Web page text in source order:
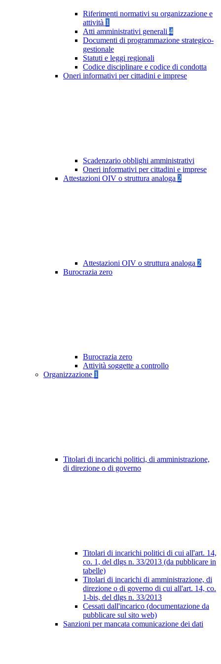
Riferimenti normativi su organizzazione e
attività 1
Atti amministrativi generali 4
Documenti di programmazione strategico-
gestionale
Statuti e leggi regionali
Codice disciplinare e codice di condotta
Oneri informativi per cittadini e imprese
Scadenzario obblighi amministrativi
Oneri informativi per cittadini e imprese
Attestazioni OIV o struttura analoga 2
Attestazioni OIV o struttura analoga 2
Burocrazia zero
Burocrazia zero
Attività soggette a controllo
Organizzazione 1
Titolari di incarichi politici, di amministrazione,
di direzione o di governo
Titolari di incarichi politici di cui all'art. 14,
co. 1, del dlgs n. 33/2013 (da pubblicare in
tabelle)
Titolari di incarichi di amministrazione, di
direzione o di governo di cui all'art. 14, co.
1-bis, del dlgs n. 33/2013
Cessati dall'incarico (documentazione da
pubblicare sul sito web)
Sanzioni per mancata comunicazione dei dati